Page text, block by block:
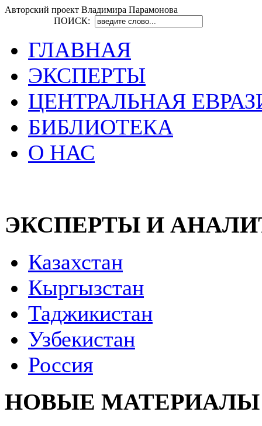
Авторский проект Владимира Парамонова
ПОИСК:
ГЛАВНАЯ
ЭКСПЕРТЫ
ЦЕНТРАЛЬНАЯ
БИБЛИОТЕКА
О НАС
ЭКСПЕРТЫ И
Казахстан
Кыргызстан
Таджикистан
Узбекистан
Россия
НОВЫЕ МАТЕРИАЛЫ